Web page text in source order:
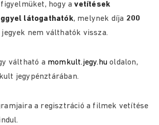
hogy avetítések
látogathatók, melynek díja 200
nem válthatók vissza.
váltható a momkult.jegy.hu oldalon,
jegypénztárában.
a regisztráció a filmek vetítése